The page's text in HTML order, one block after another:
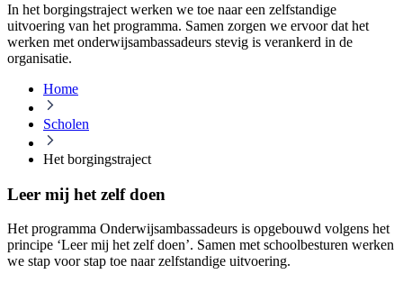
In het borgingstraject werken we toe naar een zelfstandige
uitvoering van het programma. Samen zorgen we ervoor dat het
werken met onderwijsambassadeurs stevig is verankerd in de
organisatie.
Home
Scholen
Het borgingstraject
Leer mij het zelf doen
Het programma Onderwijsambassadeurs is opgebouwd volgens het
principe ‘Leer mij het zelf doen’. Samen met schoolbesturen werken
we stap voor stap toe naar zelfstandige uitvoering.